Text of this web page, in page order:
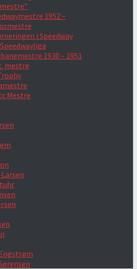
1952 –
i Speedway
1930 – 1951
mestre
Mestre